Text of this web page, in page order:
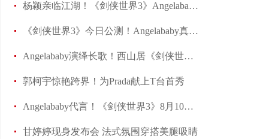
杨颖亲临江湖！《剑侠世界3》Angelababy专属新服
《剑侠世界3》今日公测！Angelababy真江湖大片首
Angelababy演绎长歌！西山居《剑侠世界3》明日公
郭柯宇惊艳跨界！为Prada献上T台首秀
Angelababy代言！《剑侠世界3》8月10日正式公测
甘婷婷现身发布会 法式氛围穿搭美腿吸睛